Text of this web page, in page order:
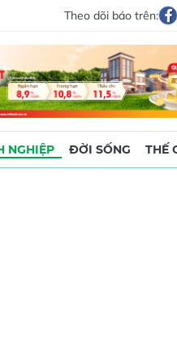
Theo dõi báo trên:
NGHIỆP ĐỜI SỐNG THẾ